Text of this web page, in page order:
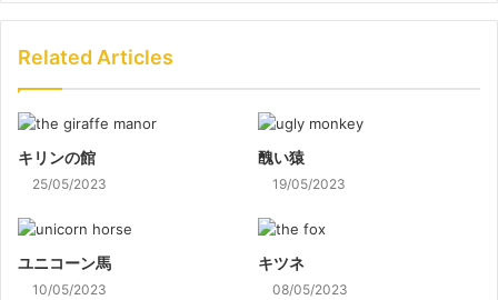
Related Articles
キリンの館
25/05/2023
醜い猿
19/05/2023
ユニコーン馬
10/05/2023
キツネ
08/05/2023